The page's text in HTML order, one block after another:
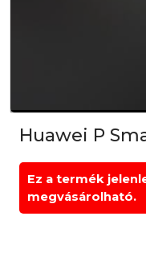
Huawei P
Ez a termék
megvásárolható.